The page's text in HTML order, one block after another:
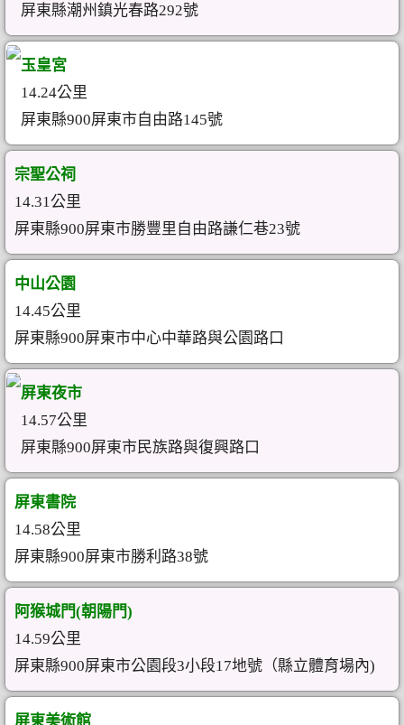
屏東縣潮州鎮光春路292號
玉皇宮
14.24公里
屏東縣900屏東市自由路145號
宗聖公祠
14.31公里
屏東縣900屏東市勝豐里自由路謙仁巷23號
中山公園
14.45公里
屏東縣900屏東市中心中華路與公園路口
屏東夜市
14.57公里
屏東縣900屏東市民族路與復興路口
屏東書院
14.58公里
屏東縣900屏東市勝利路38號
阿猴城門(朝陽門)
14.59公里
屏東縣900屏東市公園段3小段17地號（縣立體育場內)
屏東美術館